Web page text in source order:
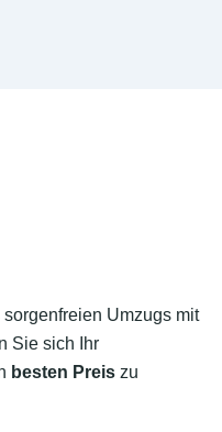
Umzugs mit
Sie sich Ihr
besten Preis zu